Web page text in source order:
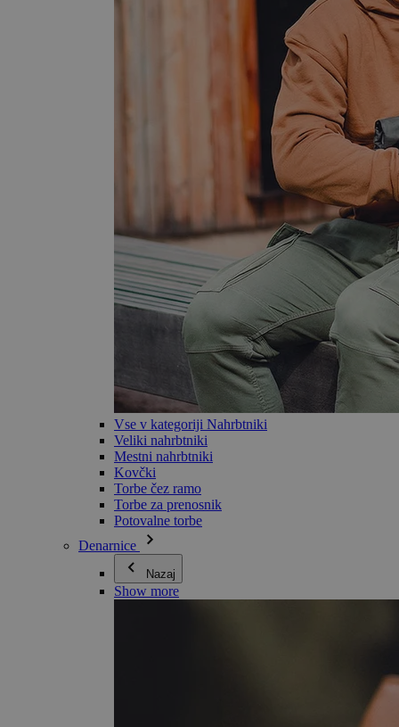
Vse v kategoriji Nahrbtniki
Veliki nahrbtniki
Mestni nahrbtniki
Kovčki
Torbe čez ramo
Torbe za prenosnik
Potovalne torbe
Denarnice
Nazaj
Show more